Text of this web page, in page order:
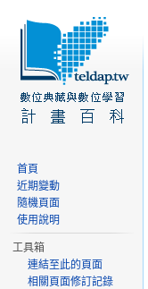
首頁
近期變動
隨機頁面
使用說明
工具箱
連結至此的頁面
相關頁面修訂記錄